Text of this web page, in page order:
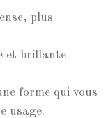
plus
et brillante
forme qui vous
usage.